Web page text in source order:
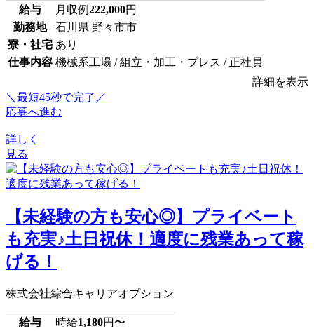
給与 月収例222,000円
勤務地
石川県 野々市市
寮・社宅 あり
仕事内容 機械系工場 / 組立・加工・プレス / 正社員
詳細を表示
＼最短45秒で完了／
応募へ進む
詳しく
見る
【未経験の方も安心◎】プライベート
も充実♪土日祝休！適度に残業あって稼
げる！
株式会社綜合キャリアオプション
給与 時給1,180円〜